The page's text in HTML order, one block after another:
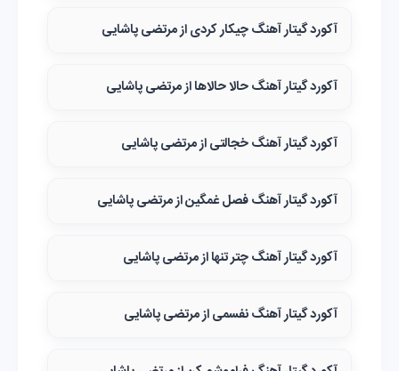
آکورد گیتار آهنگ چیکار کردی از مرتضی پاشایی
آکورد گیتار آهنگ حالا حالاها از مرتضی پاشایی
آکورد گیتار آهنگ خجالتی از مرتضی پاشایی
آکورد گیتار آهنگ فصل غمگین از مرتضی پاشایی
آکورد گیتار آهنگ چتر تنها از مرتضی پاشایی
آکورد گیتار آهنگ نفسمی از مرتضی پاشایی